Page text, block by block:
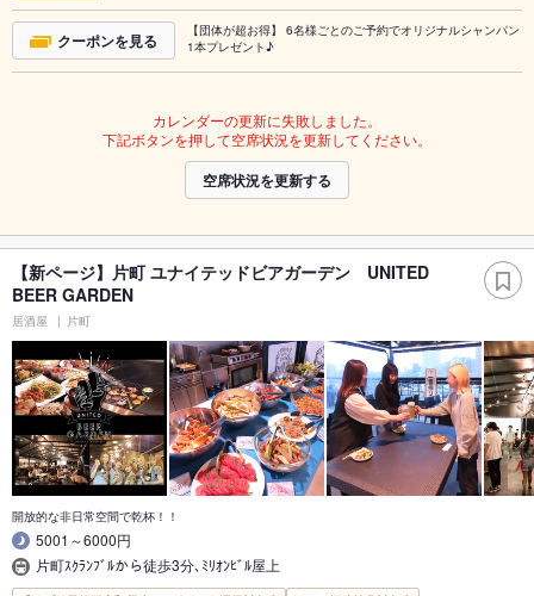
クーポンを見る
【団体が超お得】 6名様ごとのご予約でオリジナルシャンパン
1本プレゼント♪
カレンダーの更新に失敗しました。
下記ボタンを押して空席状況を更新してください。
空席状況を更新する
【新ページ】片町 ユナイテッドビアガーデン UNITED
BEER GARDEN
居酒屋 片町
開放的な非日常空間で乾杯！！
5001～6000円
片町ｽｸﾗﾝﾌﾞﾙから徒歩3分､ﾐﾘｵﾝﾋﾞﾙ屋上